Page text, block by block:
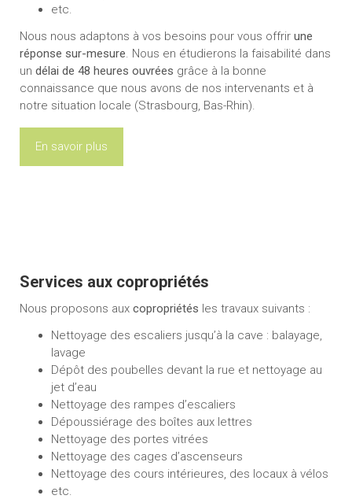
etc.
Nous nous adaptons à vos besoins pour vous offrir une
réponse sur-mesure. Nous en étudierons la faisabilité dans
un délai de 48 heures ouvrées grâce à la bonne
connaissance que nous avons de nos intervenants et à
notre situation locale (Strasbourg, Bas-Rhin).
En savoir plus
Services aux copropriétés
Nous proposons aux copropriétés les travaux suivants :
Nettoyage des escaliers jusqu’à la cave : balayage,
lavage
Dépôt des poubelles devant la rue et nettoyage au
jet d’eau
Nettoyage des rampes d’escaliers
Dépoussiérage des boîtes aux lettres
Nettoyage des portes vitrées
Nettoyage des cages d’ascenseurs
Nettoyage des cours intérieures, des locaux à vélos
etc.